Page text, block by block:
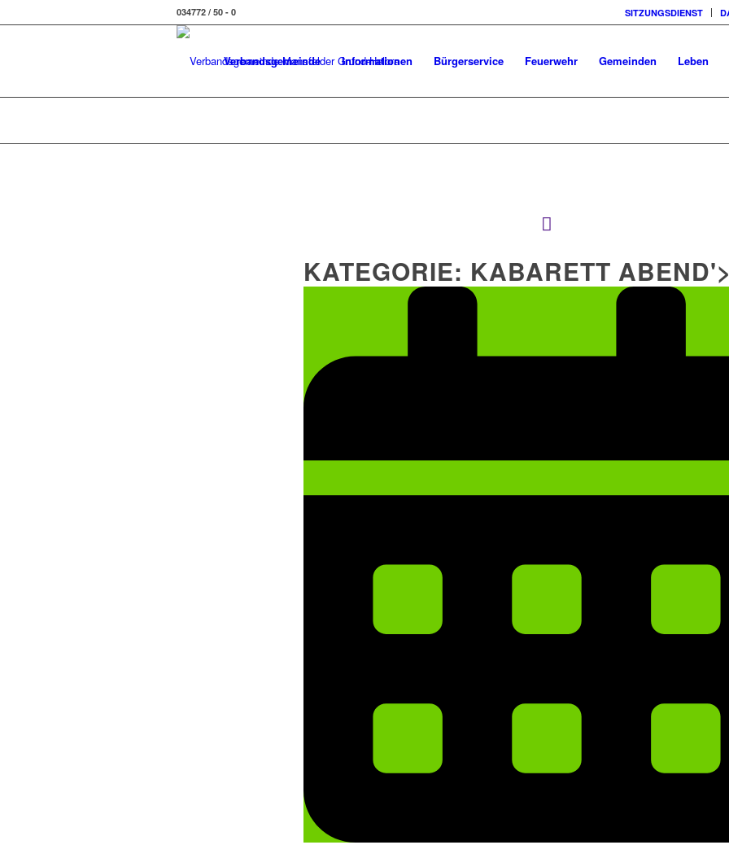
SITZUNGSDIENST
034772 / 50 - 0
Verbandsgemeinde Informationen Bürgerservice Feuerwehr Gemeinden Leben
KATEGORIE: KABARETT ABEND'>